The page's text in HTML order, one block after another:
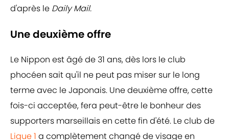
d'après le Daily Mail.
Une deuxième offre
Le Nippon est âgé de 31 ans, dès lors le club
phocéen sait qu'il ne peut pas miser sur le long
terme avec le Japonais. Une deuxième offre, cette
fois-ci acceptée, fera peut-être le bonheur des
supporters marseillais en cette fin d'été. Le club de
Ligue 1 a complètement changé de visage en